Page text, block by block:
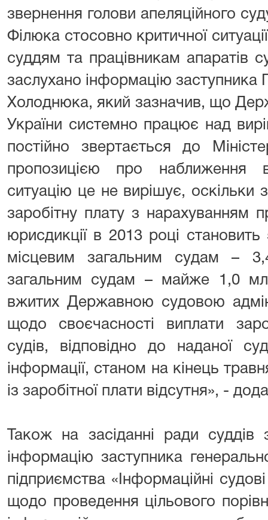
звернення голови апеляційного
Філюка стосовно критичної
суддям та працівникам апаратів
заслухано інформацію заступника
Холоднюка, який зазначив, що
України системно працює над
постійно звертається до
пропозицією про наближення
ситуацію це не вирішує, оскільки
заробітну плату з нарахуванням
юрисдикції в 2013 році
місцевим загальним судам –
загальним судам – майже 1,0
вжитих Державною судовою
щодо своєчасності виплати
судів, відповідно до наданої
інформації, станом на кінець
із заробітної плати відсутня», -
Також на засіданні ради суддів
інформацію заступника
підприємства «Інформаційні
щодо проведення цільового